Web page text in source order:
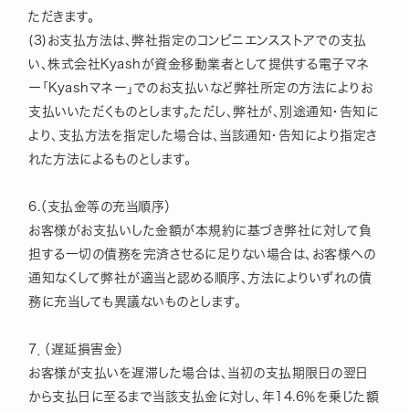
ただきます。
(3)お支払方法は、弊社指定のコンビニエンスストアでの支払
い、株式会社Kyashが資金移動業者として提供する電子マネ
ー「Kyashマネー」でのお支払いなど弊社所定の方法によりお
支払いいただくものとします。ただし、弊社が、別途通知・告知に
より、支払方法を指定した場合は、当該通知・告知により指定さ
れた方法によるものとします。
6.（支払金等の充当順序）
お客様がお支払いした金額が本規約に基づき弊社に対して負
担する一切の債務を完済させるに足りない場合は、お客様への
通知なくして弊社が適当と認める順序、方法によりいずれの債
務に充当しても異議ないものとします。
7．（遅延損害金）
お客様が支払いを遅滞した場合は、当初の支払期限日の翌日
から支払日に至るまで当該支払金に対し、年14.6％を乗じた額